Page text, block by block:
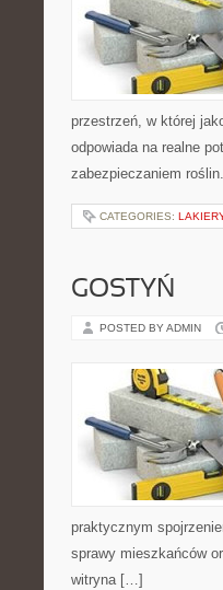
przestrzeń, w której
odpowiada na realne
zabezpieczaniem
CATEGORIES:
GOSTYŃ
POSTED BY ADMIN
praktycznym
sprawy mieszkańców
witryna […]